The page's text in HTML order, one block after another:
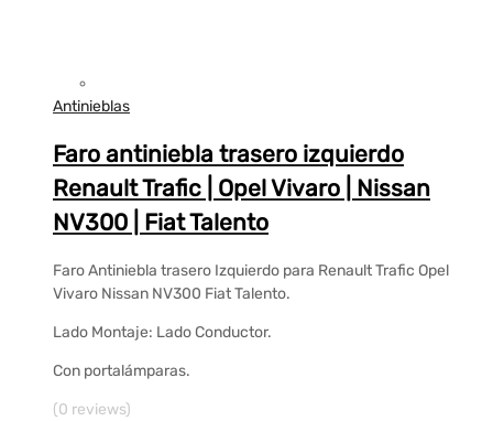
Antinieblas
Faro antiniebla trasero izquierdo
Renault Trafic | Opel Vivaro | Nissan
NV300 | Fiat Talento
Faro Antiniebla trasero Izquierdo para Renault Trafic Opel
Vivaro Nissan NV300 Fiat Talento.
Lado Montaje: Lado Conductor.
Con portalámparas.
(0 reviews)